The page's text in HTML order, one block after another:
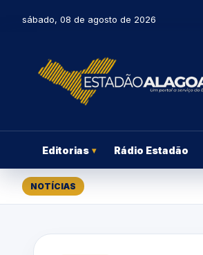
sábado, 08 de agosto de 2026
Editorias ▾ Rádio Estadão
NOTÍCIAS